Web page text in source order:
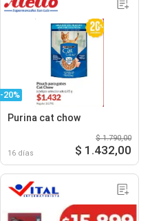
-20%
Purina cat chow
16 días
$ 1.790,00
$ 1.432,00